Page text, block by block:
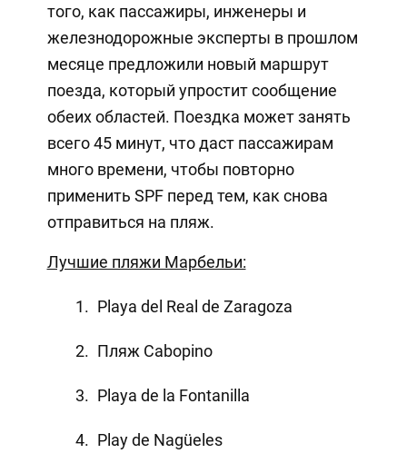
того, как пассажиры, инженеры и
железнодорожные эксперты в прошлом
месяце предложили новый маршрут
поезда, который упростит сообщение
обеих областей. Поездка может занять
всего 45 минут, что даст пассажирам
много времени, чтобы повторно
применить SPF перед тем, как снова
отправиться на пляж.
Лучшие пляжи Марбельи:
Playa del Real de Zaragoza
Пляж Cabopino
Playa de la Fontanilla
Play de Nagüeles